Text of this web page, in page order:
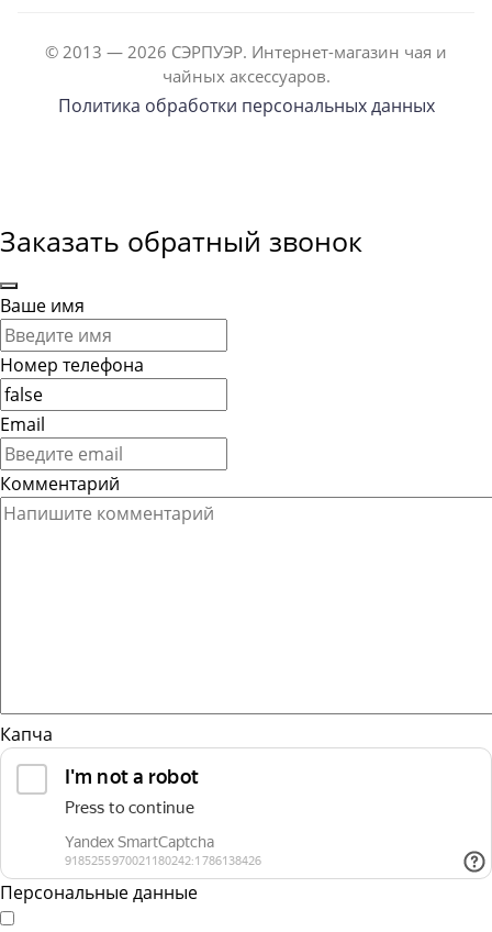
© 2013 — 2026 СЭРПУЭР. Интернет-магазин чая и
чайных аксессуаров.
Политика обработки персональных данных
Заказать обратный звонок
Ваше имя
Номер телефона
Email
Комментарий
Капча
Персональные данные